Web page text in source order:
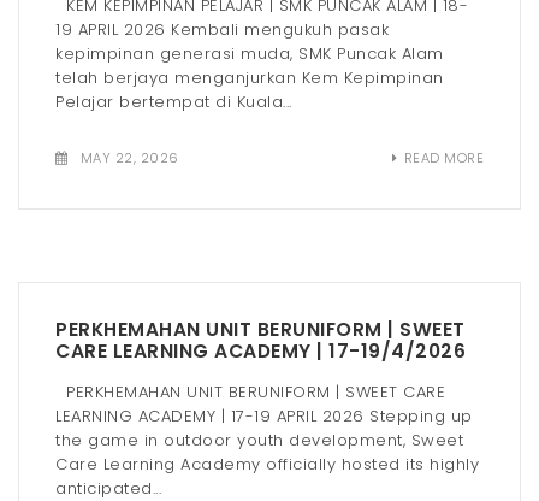
KEM KEPIMPINAN PELAJAR | SMK PUNCAK ALAM | 18-
19 APRIL 2026 Kembali mengukuh pasak
kepimpinan generasi muda, SMK Puncak Alam
telah berjaya menganjurkan Kem Kepimpinan
Pelajar bertempat di Kuala...
MAY 22, 2026 READ MORE
PERKHEMAHAN UNIT BERUNIFORM | SWEET
CARE LEARNING ACADEMY | 17-19/4/2026
PERKHEMAHAN UNIT BERUNIFORM | SWEET CARE
LEARNING ACADEMY | 17-19 APRIL 2026 Stepping up
the game in outdoor youth development, Sweet
Care Learning Academy officially hosted its highly
anticipated...